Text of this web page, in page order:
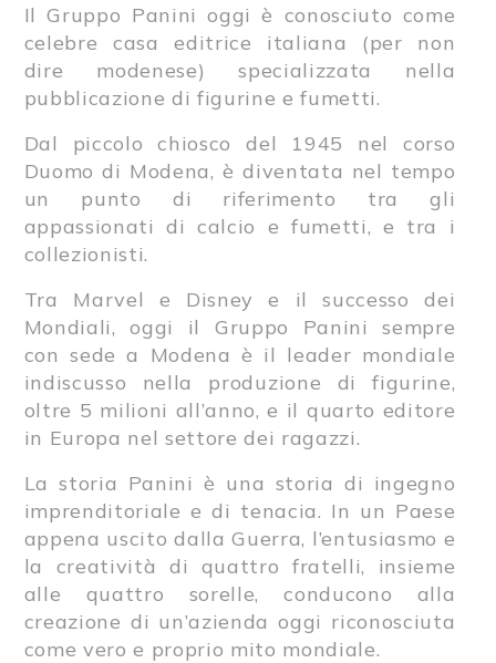
Il Gruppo Panini oggi è conosciuto come
celebre casa editrice italiana (per non
dire modenese) specializzata nella
pubblicazione di figurine e fumetti.
Dal piccolo chiosco del 1945 nel corso
Duomo di Modena, è diventata nel tempo
un punto di riferimento tra gli
appassionati di calcio e fumetti, e tra i
collezionisti.
Tra Marvel e Disney e il successo dei
Mondiali, oggi il Gruppo Panini sempre
con sede a Modena è il leader mondiale
indiscusso nella produzione di figurine,
oltre 5 milioni all’anno, e il quarto editore
in Europa nel settore dei ragazzi.
La storia Panini è una storia di ingegno
imprenditoriale e di tenacia. In un Paese
appena uscito dalla Guerra, l’entusiasmo e
la creatività di quattro fratelli, insieme
alle quattro sorelle, conducono alla
creazione di un’azienda oggi riconosciuta
come vero e proprio mito mondiale.